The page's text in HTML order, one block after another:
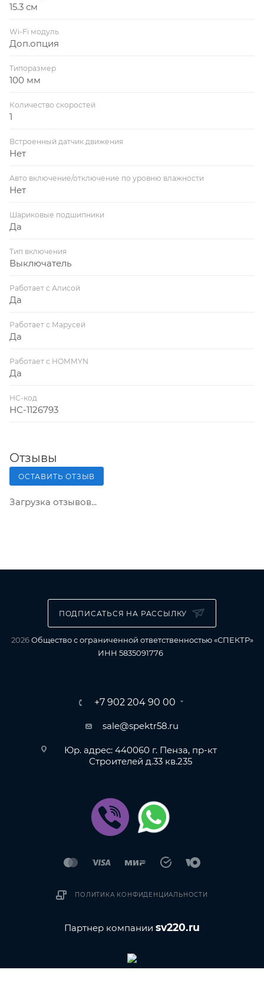
15.3 см
Wi-Fi модуль
Доп.опция
Типоразмер
100 мм
Количество скоростей
1
Встроенный датчик движения
Нет
Авто включение/отключение по уровню влажности
Нет
Шариковые подшипники
Да
Тип включения
Выключатель
Работает с Алисой
Да
Работает с Марусей
Да
Работает с HOMMYN
Да
НС-код
НС-1126793
Отзывы
ОСТАВИТЬ ОТЗЫВ
Загрузка отзывов...
ПОДПИСАТЬСЯ НА РАССЫЛКУ
2026Общество с ограниченной ответственностью «СПЕКТР»
ИНН 5835091776
+7 902 204 90 00
sale@spektr58.ru
Юр. адрес: 440060 г. Пенза, пр-кт
Строителей д.33 кв.235
ПОЛИТИКА КОНФИДЕНЦИАЛЬНОСТИ
Партнер компании sv220.ru